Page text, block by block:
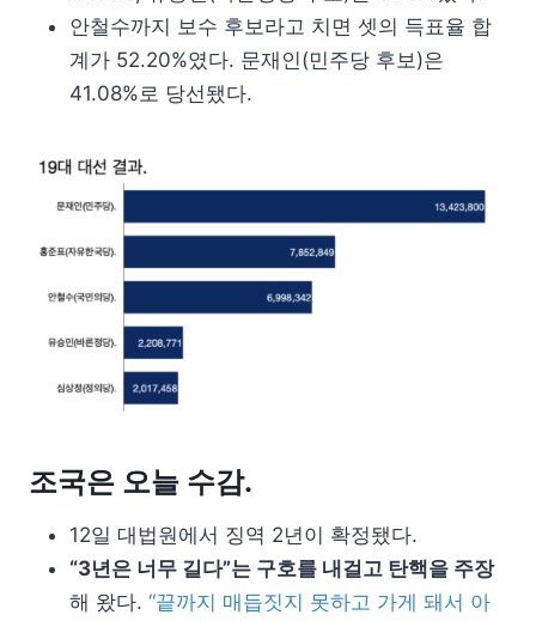
안철수까지 보수 후보라고 치면 셋의 득표율 합
계가 52.20%였다. 문재인(민주당 후보)은
41.08%로 당선됐다.
조국은 오늘 수감.
12일 대법원에서 징역 2년이 확정됐다.
“3년은 너무 길다”는 구호를 내걸고 탄핵을 주장
해 왔다. “끝까지 매듭짓지 못하고 가게 돼서 아